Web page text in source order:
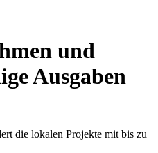
und
Ausgaben
die lokalen Projekte mit bis zu